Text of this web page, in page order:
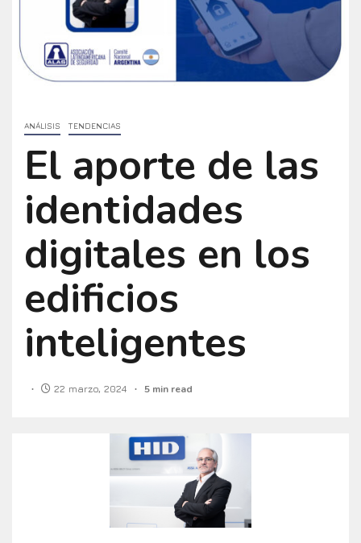
ANÁLISIS TENDENCIAS
El aporte de las
identidades
digitales en los
edificios
inteligentes
22 marzo, 2024 5 min read